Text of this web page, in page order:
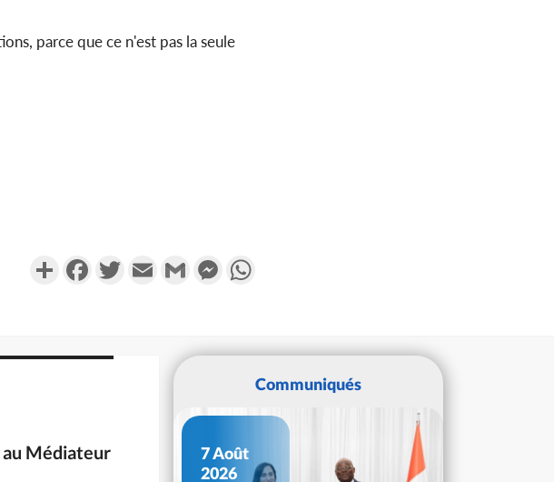
parce que ce n'est pas la seule
PartagerFacebookTwitterEmail Gmail Messenger
au Médiateur
Communiqués
7 Août
2026